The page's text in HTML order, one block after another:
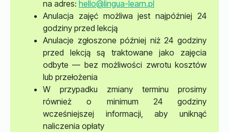
na adres: hello@lingua-learn.pl
Anulacja zajęć możliwa jest najpóźniej 24
godziny przed lekcją
Anulacje zgłoszone później niż 24 godziny
przed lekcją są traktowane jako zajęcia
odbyte — bez możliwości zwrotu kosztów
lub przełożenia
W przypadku zmiany terminu prosimy
również o minimum 24 godziny
wcześniejszej informacji, aby uniknąć
naliczenia opłaty